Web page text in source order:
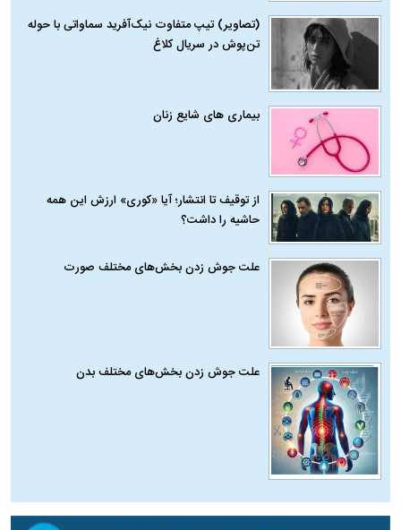
(تصاویر) تیپ متفاوت نیک‌آفرید سماواتی با حوله
تن‌پوش در سریال کلاغ
بیماری‌ های شایع زنان
از توقیف تا انتشار؛ آیا «کوری» ارزش این همه
حاشیه را داشت؟
علت جوش زدن بخش‌های مختلف صورت
علت جوش زدن بخش‌های مختلف بدن